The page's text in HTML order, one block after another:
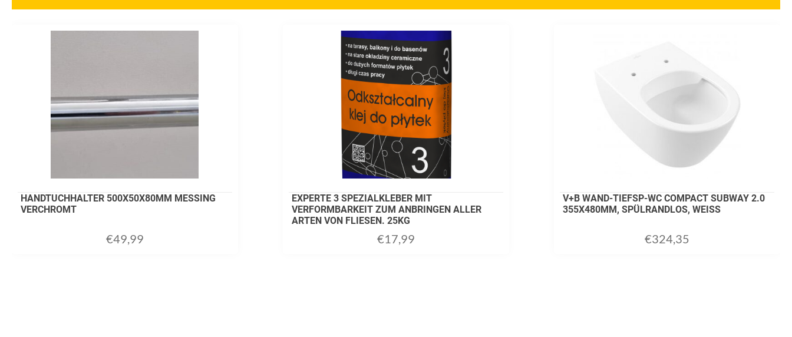
HANDTUCHHALTER 500X50X80MM MESSING
VERCHROMT
€49,99
EXPERTE 3 SPEZIALKLEBER MIT
VERFORMBARKEIT ZUM ANBRINGEN ALLER
ARTEN VON FLIESEN. 25KG
€17,99
ADD TO CART
V+B WAND-TIEFSP-WC COMPACT SUBWAY 2.0
355X480MM, SPÜLRANDLOS, WEISS
€324,35
ADD TO CART